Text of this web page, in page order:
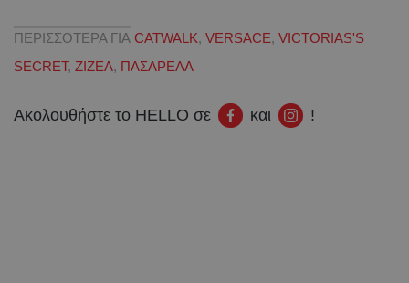
ΠΕΡΙΣΣΟΤΕΡΑ ΓΙΑ CATWALK, VERSACE, VICTORIAS'S
SECRET, ΖΙΖΕΛ, ΠΑΣΑΡΕΛΑ
Ακολουθήστε το HELLO σε και !